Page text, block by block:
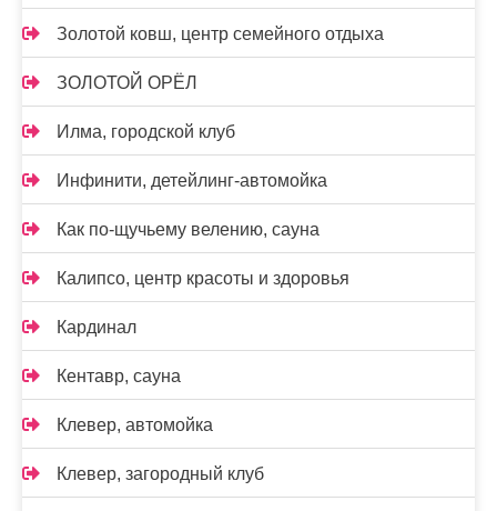
Золотой ковш, центр семейного отдыха
ЗОЛОТОЙ ОРЁЛ
Илма, городской клуб
Инфинити, детейлинг-автомойка
Как по-щучьему велению, сауна
Калипсо, центр красоты и здоровья
Кардинал
Кентавр, сауна
Клевер, автомойка
Клевер, загородный клуб